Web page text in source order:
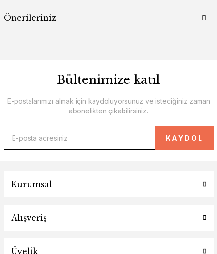
Önerileriniz
Bültenimize katıl
E-postalarımızı almak için kaydoluyorsunuz ve istediğiniz zaman
abonelikten çıkabilirsiniz.
KAYDOL
Kurumsal
Alışveriş
Üyelik